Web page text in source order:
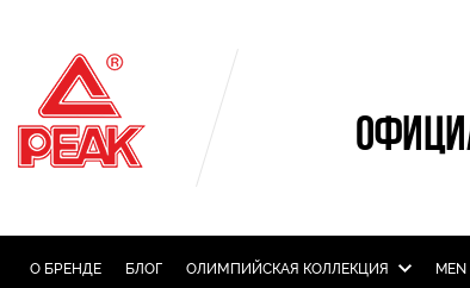
О БРЕНДЕ БЛОГ ОЛИМПИЙСКАЯ КОЛЛЕКЦИЯ MEN